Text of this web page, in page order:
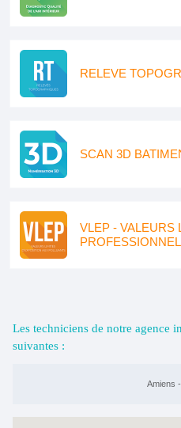
RELEVE
SCAN 3D
VLEP - VALEURS
Les techniciens de notre agence
suivantes :
Amiens